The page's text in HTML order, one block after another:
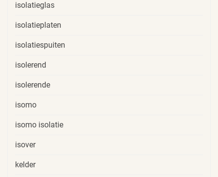
isolatieglas
isolatieplaten
isolatiespuiten
isolerend
isolerende
isomo
isomo isolatie
isover
kelder